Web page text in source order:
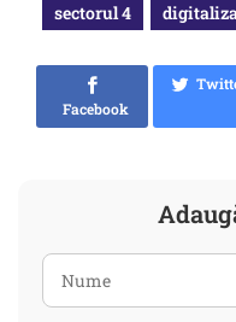
sectorul 4
Facebook